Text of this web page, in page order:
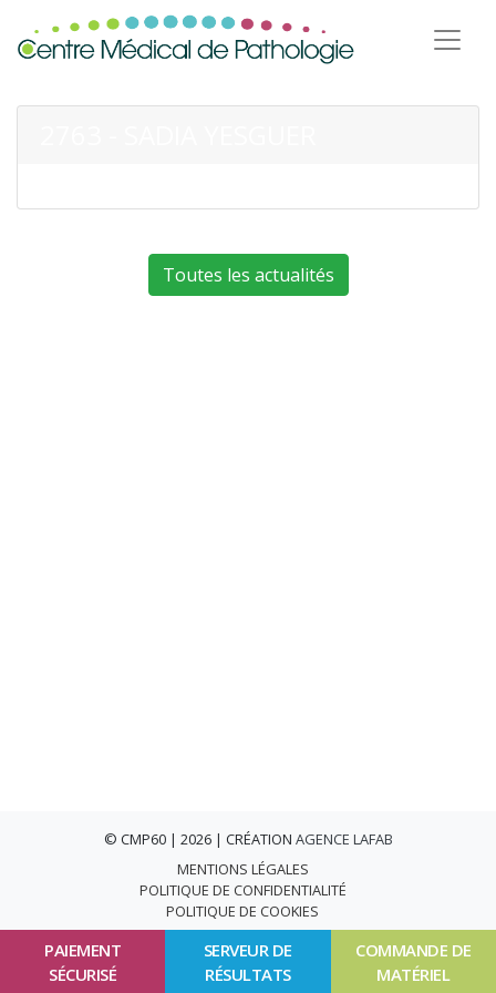
PAIEMENT
SÉCURISÉ
SERVEUR DE
RÉSULTATS
COMMANDE DE
MATÉRIEL
Toutes les actualités
© CMP60 | 2026 | CRÉATION AGENCE LAFAB
MENTIONS LÉGALES
POLITIQUE DE CONFIDENTIALITÉ
POLITIQUE DE COOKIES